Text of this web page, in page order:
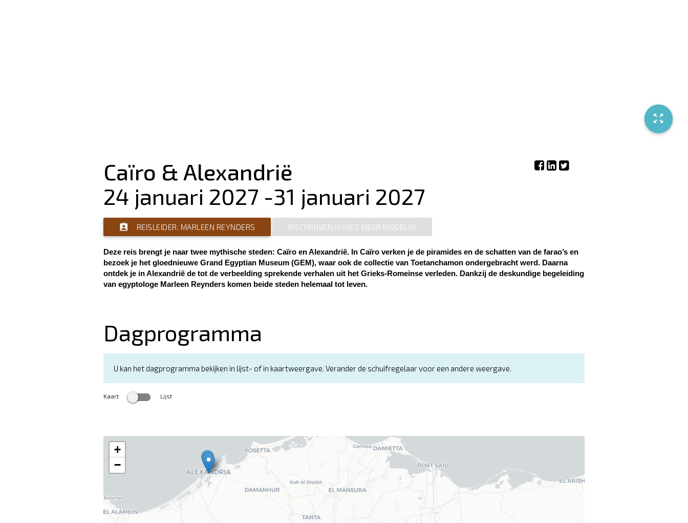
zoom_out_map
Caïro & Alexandrië
24 januari 2027 -31 januari 2027
assignment_ind REISLEIDER: MARLEEN REYNDERS INSCHRIJVEN IS NIET MEER MOGELIJK
Deze reis brengt je naar twee mythische steden: Caïro en Alexandrië. In Caïro verken je de piramides en de schatten van de farao’s en
bezoek je het gloednieuwe Grand Egyptian Museum (GEM), waar ook de collectie van Toetanchamon ondergebracht werd. Daarna
ontdek je in Alexandrië de tot de verbeelding sprekende verhalen uit het Grieks-Romeinse verleden. Dankzij de deskundige begeleiding
van egyptologe Marleen Reynders komen beide steden helemaal tot leven.
Dagprogramma
U kan het dagprogramma bekijken in lijst- of in kaartweergave. Verander de schuifregelaar voor een andere weergave.
Kaart Lijst
+
−